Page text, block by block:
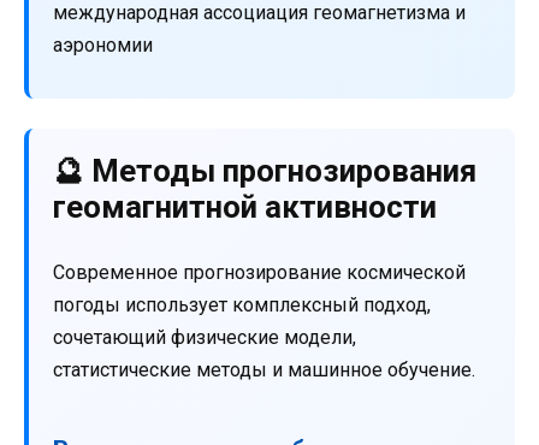
международная ассоциация геомагнетизма и
аэрономии
🔮 Методы прогнозирования
геомагнитной активности
Современное прогнозирование космической
погоды использует комплексный подход,
сочетающий физические модели,
статистические методы и машинное обучение.